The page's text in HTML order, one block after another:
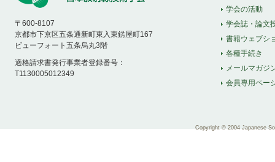
学会の活動
学会誌・論文
書籍ウェブシ
各種手続き
メールマガジ
会員専用ペー
〒600-8107
京都市下京区五条通新町東入東錺屋町167
ビューフォート五条烏丸3階
適格請求書発行事業者登録番号：
T1130005012349
Copyright © 2004 Japanese